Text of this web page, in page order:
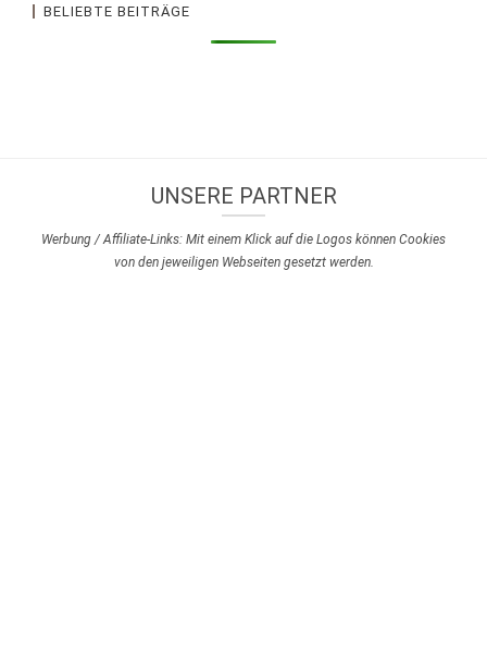
BELIEBTE BEITRÄGE
UNSERE PARTNER
Werbung / Affiliate-Links: Mit einem Klick auf die Logos können Cookies
von den jeweiligen Webseiten gesetzt werden.